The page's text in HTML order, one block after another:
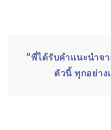
“พี่ได้รับคำแนะนำจ
ตัวนี้ ทุกอย่าง